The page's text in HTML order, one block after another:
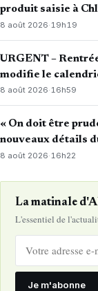
produit saisie à
8 août 2026·19h19
URGENT –
modifie le
8 août 2026·16h59
« On doit être
nouveaux détails
8 août 2026·16h22
La matinale
L'essentiel de
Je m'abonne